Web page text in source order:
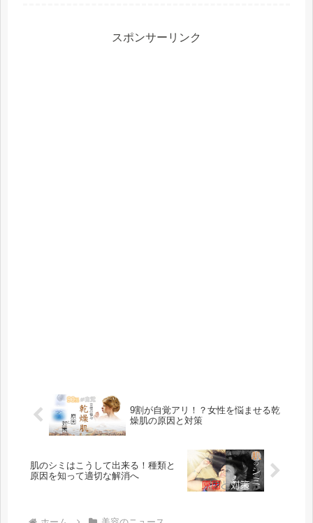
スポンサーリンク
9割が自覚アリ！？女性を悩ませる乾
燥肌の原因と対策
肌のシミはこうして出来る！種類と
原因を知って適切な解消へ